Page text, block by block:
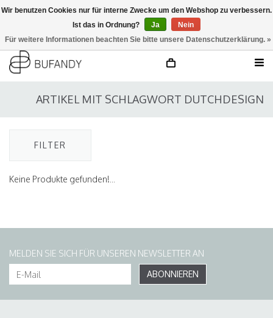
ARTIKEL MIT SCHLAGWORT DUTCHDESIGN
FILTER
Keine Produkte gefunden!...
MELDEN SIE SICH FÜR UNSEREN NEWSLETTER AN
ABONNIEREN
Wir benutzen Cookies nur für interne Zwecke um den Webshop zu verbessern.
Ist das in Ordnung?
Ja
Nein
Für weitere Informationen beachten Sie bitte unsere Datenschutzerklärung. »